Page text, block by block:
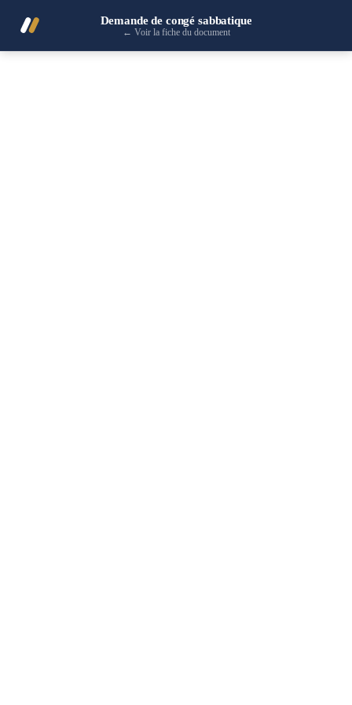
Demande de congé sabbatique
← Voir la fiche du document